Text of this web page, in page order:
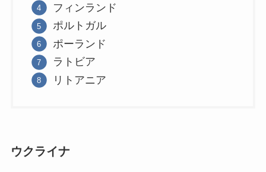
フィンランド
ポルトガル
ポーランド
ラトビア
リトアニア
ウクライナ